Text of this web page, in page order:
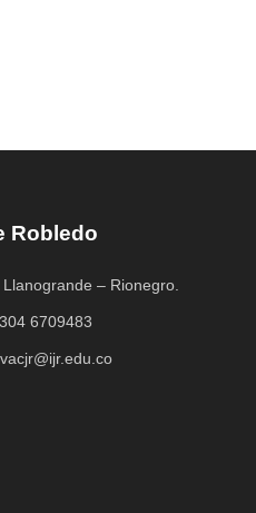
Robledo
– Rionegro.
6709483